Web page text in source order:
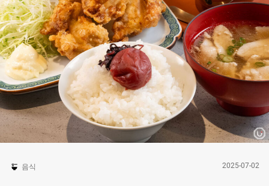
음식 2025-07-02